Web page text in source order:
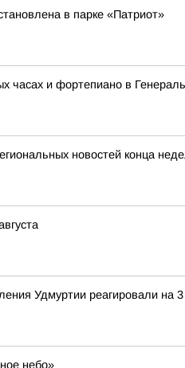
в парке «Патриот»
часах и фортепиано в
новостей конца
Удмуртии реагировали на
небо»